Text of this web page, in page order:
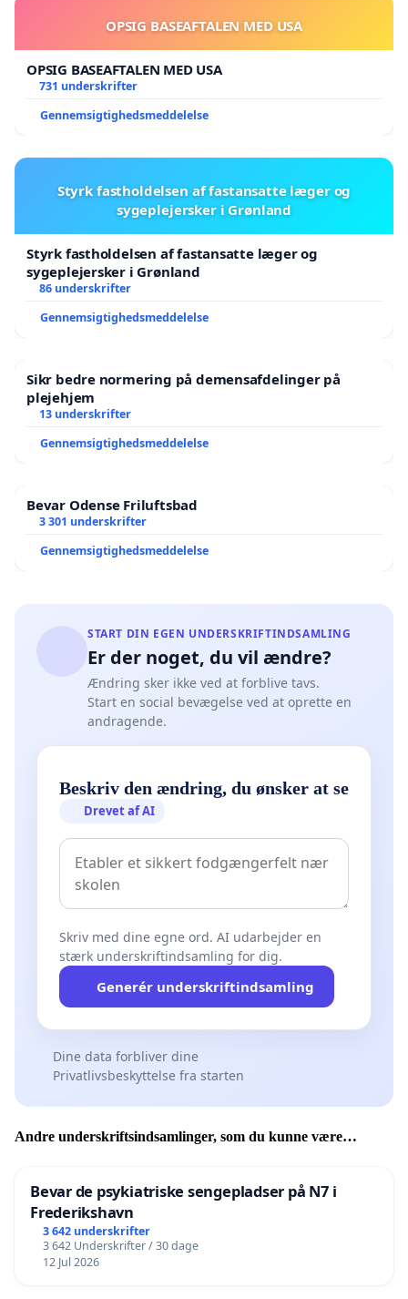
OPSIG BASEAFTALEN MED USA
OPSIG BASEAFTALEN MED USA
731 underskrifter
Gennemsigtighedsmeddelelse
Styrk fastholdelsen af fastansatte læger og
sygeplejersker i Grønland
Styrk fastholdelsen af fastansatte læger og
sygeplejersker i Grønland
86 underskrifter
Gennemsigtighedsmeddelelse
Sikr bedre normering på demensafdelinger på
plejehjem
13 underskrifter
Gennemsigtighedsmeddelelse
Bevar Odense Friluftsbad
3 301 underskrifter
Gennemsigtighedsmeddelelse
START DIN EGEN UNDERSKRIFTINDSAMLING
Er der noget, du vil ændre?
Ændring sker ikke ved at forblive tavs.
Start en social bevægelse ved at oprette en
andragende.
Beskriv den ændring, du ønsker at se
Drevet af AI
Skriv med dine egne ord. AI udarbejder en
stærk underskriftindsamling for dig.
Generér underskriftindsamling
Dine data forbliver dine
Privatlivsbeskyttelse fra starten
Andre underskriftsindsamlinger, som du kunne være
Bevar de psykiatriske sengepladser på N7 i
Frederikshavn
3 642 underskrifter
3 642 Underskrifter / 30 dage
12 Jul 2026